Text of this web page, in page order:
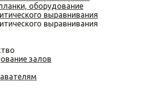
оборудование
выравнивания
выравнивания
залов